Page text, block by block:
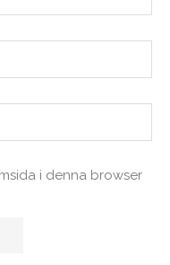
i denna browser